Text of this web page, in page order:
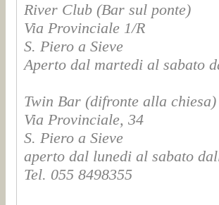
River Club (Bar sul ponte)
Via Provinciale 1/R
S. Piero a Sieve
Aperto dal martedi al sabato
Twin Bar (difronte alla chiesa)
Via Provinciale, 34
S. Piero a Sieve
aperto dal lunedi al sabato
Tel. 055 8498355